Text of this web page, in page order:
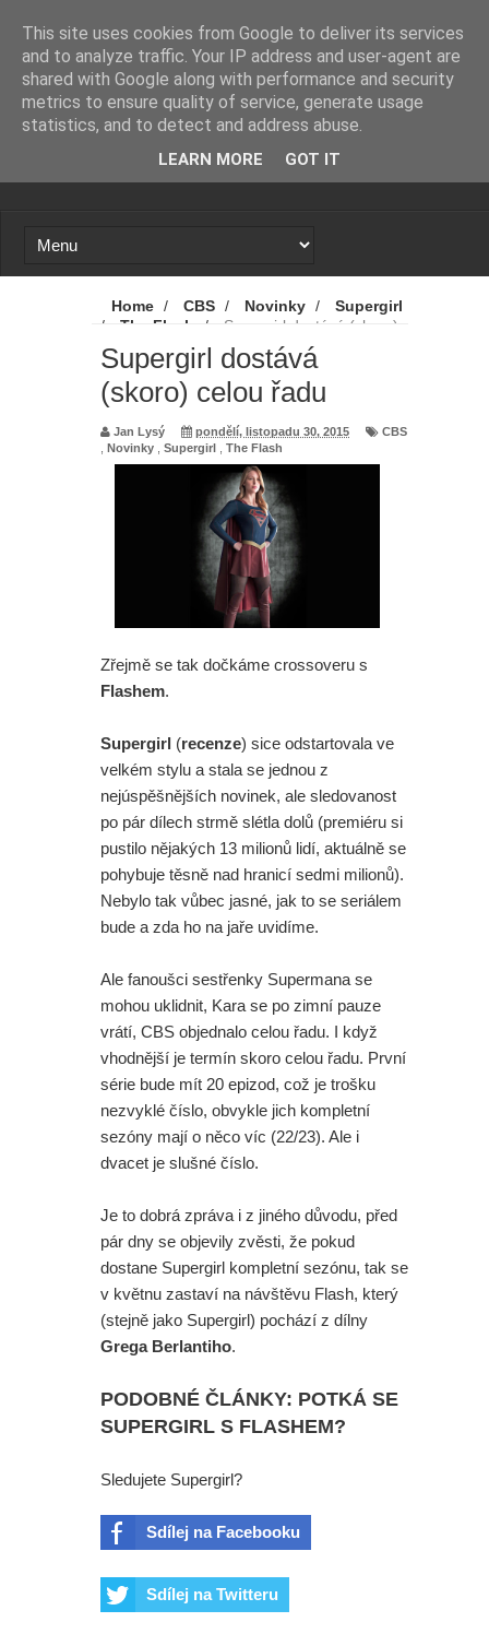
Loading...
Home / CBS / Novinky /
Supergirl
/
The Flash /
Supergirl dostává (skoro)
celou řadu
Supergirl dostává
(skoro) celou řadu
Jan Lysý pondělí, listopadu 30, 2015
CBS
Novinky Supergirl The Flash
Zřejmě se tak dočkáme crossoveru s
Flashem.
Supergirl (recenze) sice odstartovala ve
velkém stylu a stala se jednou z
nejúspěšnějších novinek, ale sledovanost
po pár dílech strmě slétla dolů (premiéru si
pustilo nějakých 13 milionů lidí, aktuálně se
pohybuje těsně nad hranicí sedmi milionů).
Nebylo tak vůbec jasné, jak to se seriálem
bude a zda ho na jaře uvidíme.
Ale fanoušci sestřenky Supermana se
mohou uklidnit, Kara se po zimní pauze
vrátí, CBS objednalo celou řadu. I když
vhodnější je termín skoro celou řadu. První
série bude mít 20 epizod, což je trošku
nezvyklé číslo, obvykle jich kompletní
sezóny mají o něco víc (22/23). Ale i
dvacet je slušné číslo.
Je to dobrá zpráva i z jiného důvodu, před
pár dny se objevily zvěsti, že pokud
dostane Supergirl kompletní sezónu, tak se
v květnu zastaví na návštěvu Flash, který
(stejně jako Supergirl) pochází z dílny
Grega Berlantiho.
PODOBNÉ ČLÁNKY: POTKÁ SE
SUPERGIRL S FLASHEM?
Sledujete Supergirl?
Sdílej na Facebooku
Sdílej na Twitteru
This site uses cookies from Google to deliver its services
and to analyze traffic. Your IP address and user-agent are
shared with Google along with performance and security
metrics to ensure quality of service, generate usage
statistics, and to detect and address abuse.
LEARN MORE GOT IT